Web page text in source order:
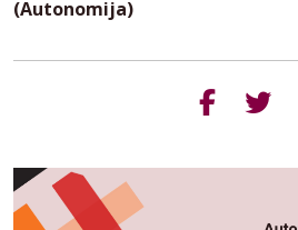
(Autonomija)